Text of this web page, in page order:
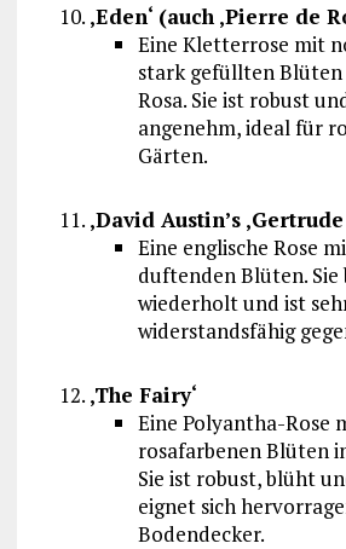
‚Eden‘ (auch ‚Pierre de
Eine Kletterrose mit
stark gefüllten Blüten
Rosa. Sie ist robust
angenehm, ideal für
Gärten.
‚David Austin’s
Eine englische Rose
duftenden Blüten.
wiederholt und ist
widerstandsfähig
‚The Fairy‘
Eine Polyantha-Rose
rosafarbenen Blüten
Sie ist robust, blüht
eignet sich
Bodendecker.